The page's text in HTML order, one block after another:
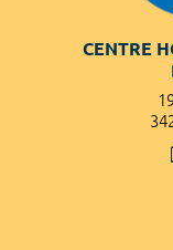
CENTRE